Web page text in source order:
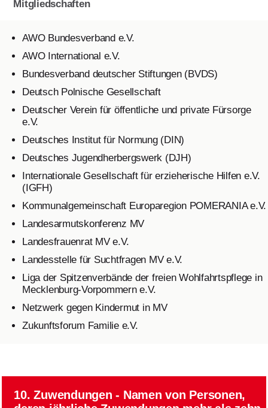
Mitgliedschaften
AWO Bundesverband e.V.
AWO International e.V.
Bundesverband deutscher Stiftungen (BVDS)
Deutsch Polnische Gesellschaft
Deutscher Verein für öffentliche und private Fürsorge
e.V.
Deutsches Institut für Normung (DIN)
Deutsches Jugendherbergswerk (DJH)
Internationale Gesellschaft für erzieherische Hilfen e.V.
(IGFH)
Kommunalgemeinschaft Europaregion POMERANIA e.V.
Landesarmutskonferenz MV
Landesfrauenrat MV e.V.
Landesstelle für Suchtfragen MV e.V.
Liga der Spitzenverbände der freien Wohlfahrtspflege in
Mecklenburg-Vorpommern e.V.
Netzwerk gegen Kindermut in MV
Zukunftsforum Familie e.V.
10. Zuwendungen - Namen von Personen,